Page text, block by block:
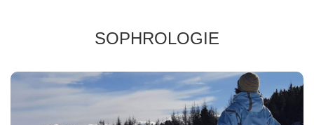
SOPHROLOGIE
SOPHRO-NATURE